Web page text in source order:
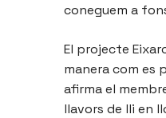
coneguem a
El projecte
manera com es
afirma el
llavors de lli en